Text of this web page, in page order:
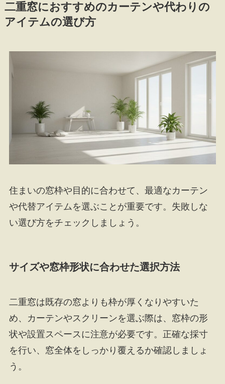
二重窓におすすめのカーテンや代わりの
アイテムの選び方
住まいの窓枠や目的に合わせて、最適なカーテン
や代替アイテムを選ぶことが重要です。失敗しな
い選び方をチェックしましょう。
サイズや窓枠形状に合わせた選択方法
二重窓は既存の窓よりも枠が厚くなりやすいた
め、カーテンやスクリーンを選ぶ際は、窓枠の形
状や設置スペースに注意が必要です。正確な採寸
を行い、窓全体をしっかり覆えるか確認しましょ
う。